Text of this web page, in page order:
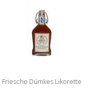
Friesche Dúmkes Likorette